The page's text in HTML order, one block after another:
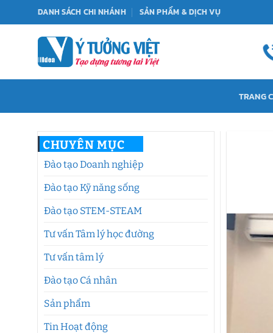
qua
DANH SÁCH CHI NHÁNH SẢN PHẨM & DỊCH VỤ
TRANG
CHUYÊN MỤC
Đào tạo Doanh nghiệp
Đào tạo Kỹ năng sống
Đào tạo STEM-STEAM
Tư vấn Tâm lý học đường
Tư vấn tâm lý
Đào tạo Cá nhân
Sản phẩm
Tin Hoạt động